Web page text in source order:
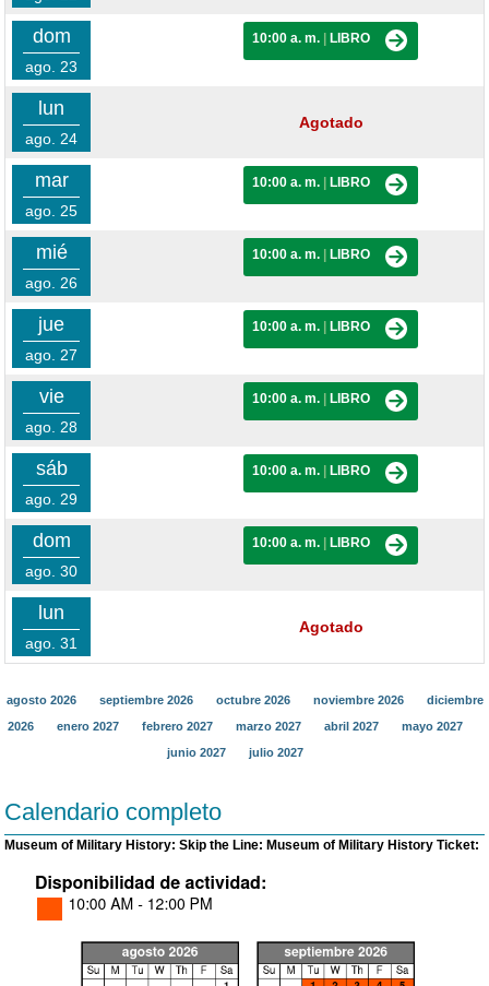
dom
ago. 23
10:00 a. m. LIBRO
lun
ago. 24
Agotado
mar
ago. 25
10:00 a. m. LIBRO
mié
ago. 26
10:00 a. m. LIBRO
jue
ago. 27
10:00 a. m. LIBRO
vie
ago. 28
10:00 a. m. LIBRO
sáb
ago. 29
10:00 a. m. LIBRO
dom
ago. 30
10:00 a. m. LIBRO
lun
ago. 31
Agotado
agosto 2026 septiembre 2026 octubre 2026 noviembre 2026
diciembre
2026
enero 2027 febrero 2027 marzo 2027 abril 2027
mayo 2027
junio 2027
julio 2027
Calendario completo
Museum of Military History: Skip the Line: Museum of Military History Ticket: